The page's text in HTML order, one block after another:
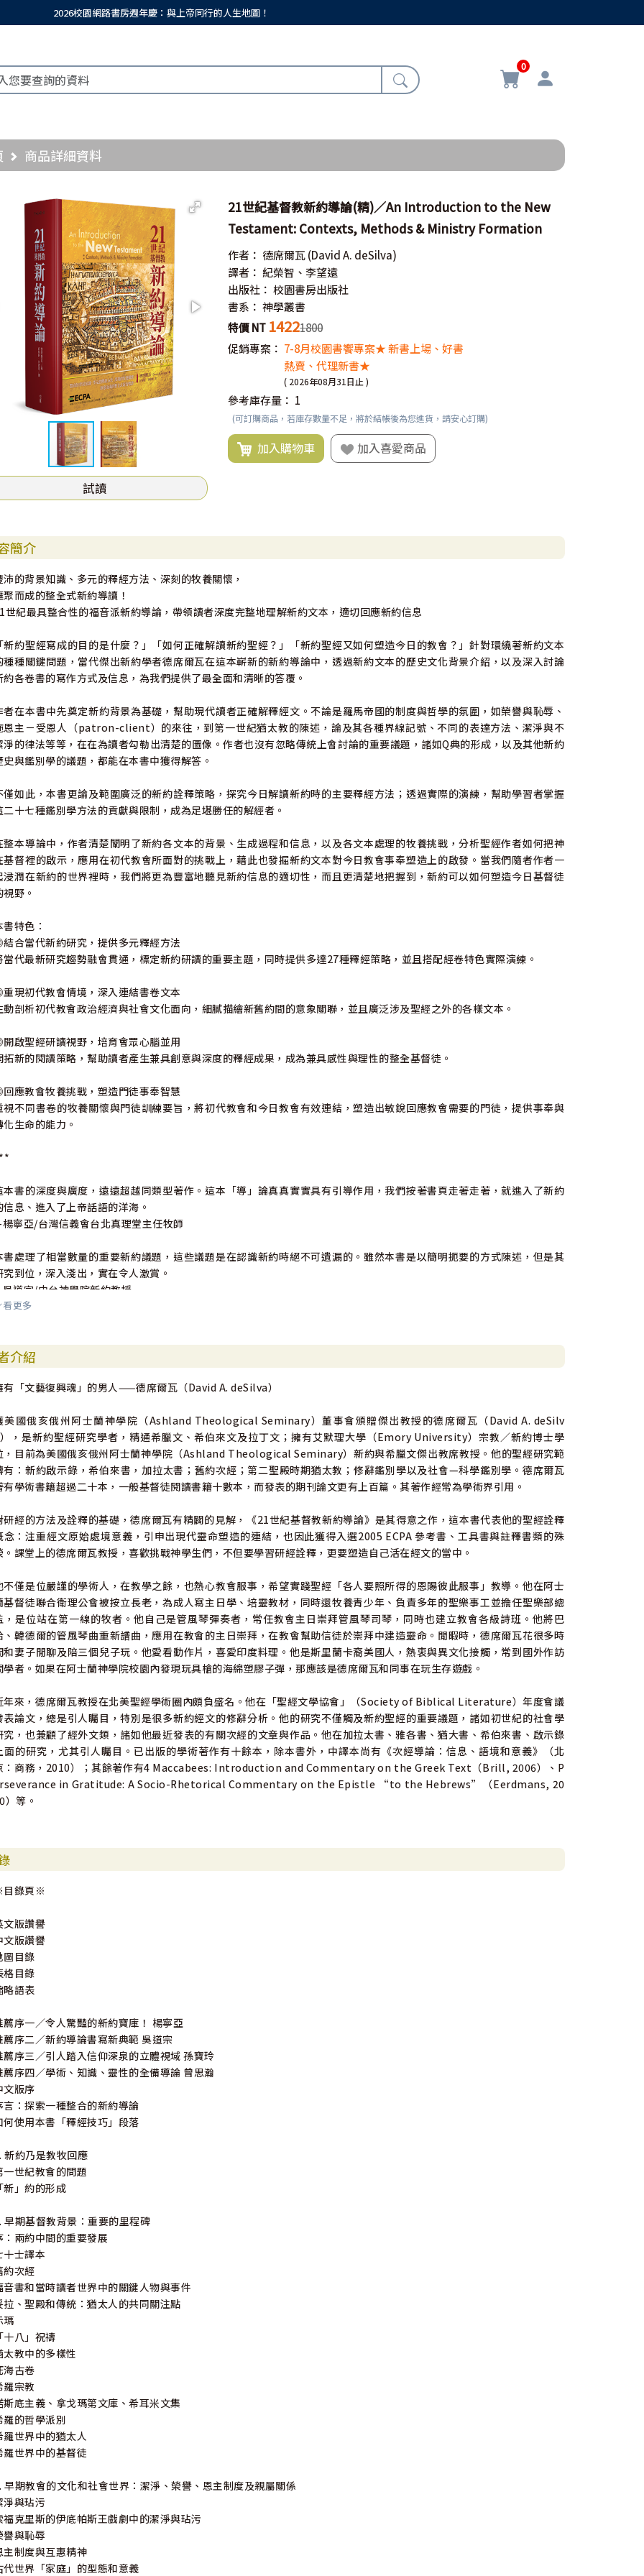
2026校園網路書房週年慶：與上帝同行的人生地圖！
0
商品詳細資料
試讀
21世紀基督教新約導論(精)／An Introduction to the New
Testament: Contexts, Methods & Ministry Formation
作者： 德席爾瓦(David A. deSilva)
譯者： 紀榮智、李望遠
出版社： 校園書房出版社
書系： 神學叢書
特價 NT 14221800
促銷專案： 7-8月校園書饗專案★ 新書上場、好書
熱賣、代理新書★
( 2026年08月31日止 )
參考庫存量： 1
(可訂購商品，若庫存數量不足，將於結帳後為您進貨，請安心訂購)
加入購物車 加入喜愛商品
簡介
沛的背景知識、多元的釋經方法、深刻的牧養關懷，
聚而成的整全式新約導讀！
世紀最具整合性的福音派新約導論，帶領讀者深度完整地理解新約文本，適切回應新約信息
新約聖經寫成的目的是什麼？」「如何正確解讀新約聖經？」「新約聖經又如何塑造今日的教會？」針對環繞著新約文本
種種關鍵問題，當代傑出新約學者德席爾瓦在這本嶄新的新約導論中，透過新約文本的歷史文化背景介紹，以及深入討論
約各卷書的寫作方式及信息，為我們提供了最全面和清晰的答覆。
者在本書中先奠定新約背景為基礎，幫助現代讀者正確解釋經文。不論是羅馬帝國的制度與哲學的氛圍，如榮譽與恥辱、
恩主－受恩人（patron-client）的來往，到第一世紀猶太教的陳述，論及其各種界線記號、不同的表達方法、潔淨與不
淨的律法等等，在在為讀者勾勒出清楚的圖像。作者也沒有忽略傳統上會討論的重要議題，諸如Q典的形成，以及其他新約
史與鑑別學的議題，都能在本書中獲得解答。
僅如此，本書更論及範圍廣泛的新約詮釋策略，探究今日解讀新約時的主要釋經方法；透過實際的演練，幫助學習者掌握
二十七種鑑別學方法的貢獻與限制，成為足堪勝任的解經者。
整本導論中，作者清楚闡明了新約各文本的背景、生成過程和信息，以及各文本處理的牧養挑戰，分析聖經作者如何把神
基督裡的啟示，應用在初代教會所面對的挑戰上，藉此也發掘新約文本對今日教會事奉塑造上的啟發。當我們隨者作者一
浸潤在新約的世界裡時，我們將更為豐富地聽見新約信息的適切性，而且更清楚地把握到，新約可以如何塑造今日基督徒
視野。
書特色：
合當代新約研究，提供多元釋經方法
當代最新研究趨勢融會貫通，標定新約研讀的重要主題，同時提供多達27種釋經策略，並且搭配經卷特色實際演練。
現初代教會情境，深入連結書卷文本
動剖析初代教會政治經濟與社會文化面向，細膩描繪新舊約間的意象關聯，並且廣泛涉及聖經之外的各樣文本。
啟聖經研讀視野，培育會眾心腦並用
拓新的閱讀策略，幫助讀者產生兼具創意與深度的釋經成果，成為兼具感性與理性的整全基督徒。
應教會牧養挑戰，塑造門徒事奉智慧
視不同書卷的牧養關懷與門徒訓練要旨，將初代教會和今日教會有效連結，塑造出敏銳回應教會需要的門徒，提供事奉與
化生命的能力。
本書的深度與廣度，遠遠超越同類型著作。這本「導」論真真實實具有引導作用，我們按著書頁走著走著，就進入了新約
信息、進入了上帝話語的洋海。
寧亞/台灣信義會台北真理堂主任牧師
書處理了相當數量的重要新約議題，這些議題是在認識新約時絕不可遺漏的。雖然本書是以簡明扼要的方式陳述，但是其
究到位，深入淺出，實在令人激賞。
道宗/中台神學院新約教授
寶玲/新加坡浸信會神學院院長
者個人教導、傳講新約多年，認為德席爾瓦的新約導論殊為重要。對於學有多年的讀者，本書會超越你對一本新約導論的
思瀚/新約研究學者、英國雪菲爾大學哲學博士
看更多
介紹
有「文藝復興魂」的男人——德席爾瓦（David A. deSilva）
美國俄亥俄州阿士蘭神學院（Ashland Theological Seminary）董事會頒贈傑出教授的德席爾瓦（David A. deSilv
，是新約聖經研究學者，精通希臘文、希伯來文及拉丁文；擁有艾默理大學（Emory University）宗教∕新約博士學
，目前為美國俄亥俄州阿士蘭神學院（Ashland Theological Seminary）新約與希臘文傑出教席教授。他的聖經研究範
有：新約啟示錄，希伯來書，加拉太書；舊約次經；第二聖殿時期猶太教；修辭鑑別學以及社會—科學鑑別學。德席爾瓦
有學術書籍超過二十本，一般基督徒閱讀書籍十數本，而發表的期刊論文更有上百篇。其著作經常為學術界引用。
研經的方法及詮釋的基礎，德席爾瓦有精闢的見解，《21世紀基督教新約導論》是其得意之作，這本書代表他的聖經詮釋
念：注重經文原始處境意義，引申出現代靈命塑造的連結，也因此獲得入選2005 ECPA 參考書、工具書與註釋書類的殊
。課堂上的德席爾瓦教授，喜歡挑戰神學生們，不但要學習研經詮釋，更要塑造自己活在經文的當中。
不僅是位嚴謹的學術人，在教學之餘，也熱心教會服事，希望實踐聖經「各人要照所得的恩賜彼此服事」教導。他在阿士
基督徒聯合衛理公會被按立長老，為成人寫主日學、培靈教材，同時還牧養青少年、負責多年的聖樂事工並擔任聖樂部總
，是位站在第一線的牧者。他自己是管風琴彈奏者，常任教會主日崇拜管風琴司琴，同時也建立教會各級詩班。他將巴
、韓德爾的管風琴曲重新譜曲，應用在教會的主日崇拜，在教會幫助信徒於崇拜中建造靈命。閒暇時，德席爾瓦花很多時
和妻子閒聊及陪三個兒子玩。他愛看動作片，喜愛印度料理。他是斯里蘭卡裔美國人，熱衷與異文化接觸，常到國外作訪
學者。如果在阿士蘭神學院校園內發現玩具槍的海綿塑膠子彈，那應該是德席爾瓦和同事在玩生存遊戲。
年來，德席爾瓦教授在北美聖經學術圈內頗負盛名。他在「聖經文學協會」（Society of Biblical Literature）年度會議
表論文，總是引人矚目，特別是很多新約經文的修辭分析。他的研究不僅觸及新約聖經的重要議題，諸如初世紀的社會學
究，也兼顧了經外文類，諸如他最近發表的有關次經的文章與作品。他在加拉太書、雅各書、猶大書、希伯來書、啟示錄
面的研究，尤其引人矚目。已出版的學術著作有十餘本，除本書外，中譯本尚有《次經導論：信息、語境和意義》（北
：商務，2010）；其餘著作有4 Maccabees: Introduction and Commentary on the Greek Text（Brill, 2006）、P
in Gratitude: A Socio-Rhetorical Commentary on the Epistle “to the Hebrews”（Eerdmans, 20
）等。
錄頁※
文版讚譽
文版讚譽
圖目錄
格目錄
略語表
薦序一／令人驚豔的新約寶庫！ 楊寧亞
薦序二／新約導論書寫新典範 吳道宗
薦序三／引人踏入信仰深泉的立體視域 孫寶玲
薦序四／學術、知識、靈性的全備導論 曾思瀚
文版序
言：探索一種整合的新約導論
何使用本書「釋經技巧」段落
新約乃是教牧回應
一世紀教會的問題
新」約的形成
早期基督教背景：重要的里程碑
：兩約中間的重要發展
十士譯本
約次經
音書和當時讀者世界中的關鍵人物與事件
拉、聖殿和傳統：猶太人的共同關注點
瑪
十八」祝禱
太教中的多樣性
海古卷
羅宗教
斯底主義、拿戈瑪第文庫、希耳米文集
羅的哲學派別
羅世界中的猶太人
羅世界中的基督徒
早期教會的文化和社會世界：潔淨、榮譽、恩主制度及親屬關係
淨與玷污
福克里斯的伊底帕斯王戲劇中的潔淨與玷污
譽與恥辱
主制度與互惠精神
代世界「家庭」的型態和意義